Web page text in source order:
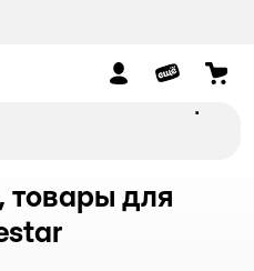
для